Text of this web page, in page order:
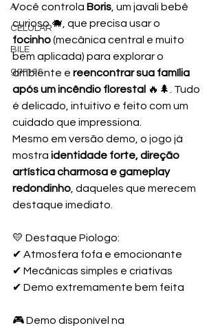
A
CELULAR
BILE
games
Você controla Boris , um javali bebê
curioso 🐗, que precisa usar o
focinho (mecânica central e muito
bem aplicada) para explorar o
ambiente e reencontrar sua família
após um incêndio florestal 🔥🌲. Tudo
é delicado, intuitivo e feito com um
cuidado que impressiona.
Mesmo em versão demo, o jogo já
mostra identidade forte, direção
artística charmosa e gameplay
redondinho , daqueles que merecem
destaque imediato.
💛 Destaque Piologo:
✔ Atmosfera fofa e emocionante
✔ Mecânicas simples e criativas
✔ Demo extremamente bem feita
🎮 Demo disponível na